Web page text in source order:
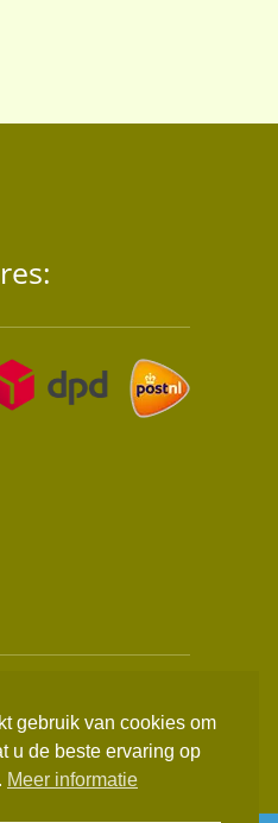
gebruik van cookies om
u de beste ervaring op
Meer informatie